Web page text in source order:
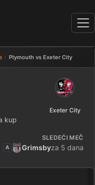
Plymouth vs Exeter City
-
Exeter City
kup
SLEDEĆI MEČ
A Grimsbyza 5 dana